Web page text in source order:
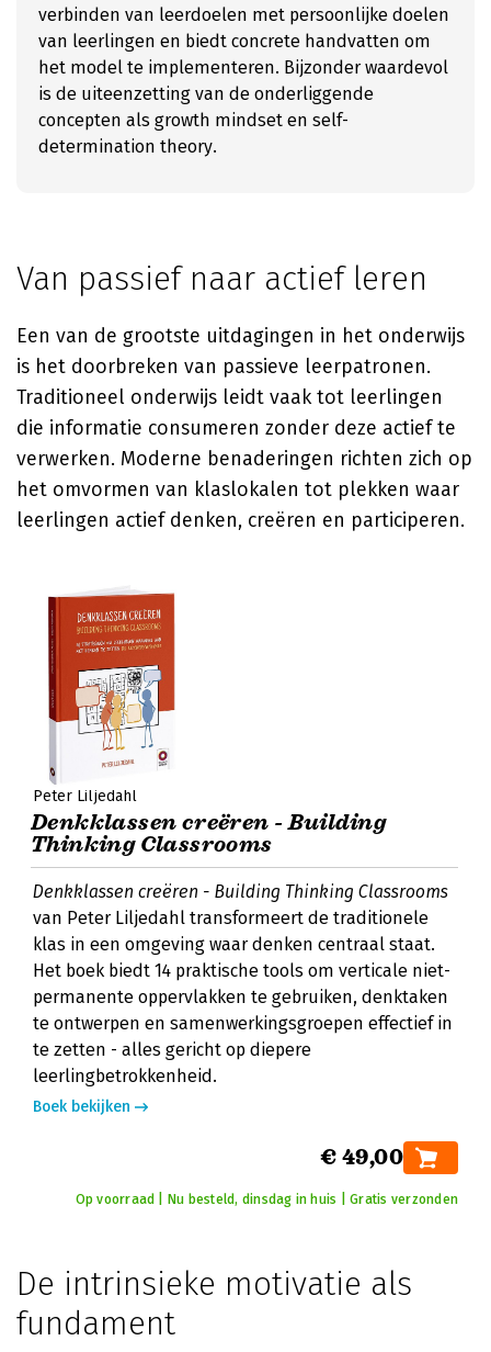
verbinden van leerdoelen met persoonlijke doelen
van leerlingen en biedt concrete handvatten om
het model te implementeren. Bijzonder waardevol
is de uiteenzetting van de onderliggende
concepten als growth mindset en self-
determination theory.
Van passief naar actief leren
Een van de grootste uitdagingen in het onderwijs
is het doorbreken van passieve leerpatronen.
Traditioneel onderwijs leidt vaak tot leerlingen
die informatie consumeren zonder deze actief te
verwerken. Moderne benaderingen richten zich op
het omvormen van klaslokalen tot plekken waar
leerlingen actief denken, creëren en participeren.
Peter Liljedahl
Denkklassen creëren - Building
Thinking Classrooms
Denkklassen creëren - Building Thinking Classrooms
van Peter Liljedahl transformeert de traditionele
klas in een omgeving waar denken centraal staat.
Het boek biedt 14 praktische tools om verticale niet-
permanente oppervlakken te gebruiken, denktaken
te ontwerpen en samenwerkingsgroepen effectief in
te zetten - alles gericht op diepere
leerlingbetrokkenheid.
Boek bekijken
€ 49,00
Op voorraad | Nu besteld, dinsdag in huis | Gratis verzonden
De intrinsieke motivatie als
fundament